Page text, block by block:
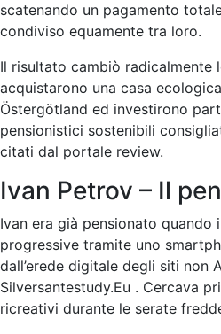
scatenando un pagamento
condiviso equamente tra loro.
Il risultato cambiò radicalmente
acquistarono una casa
Östergötland ed investirono
pensionistici sostenibili
citati dal portale review.
Ivan Petrov – Il
Ivan era già pensionato quando
progressive tramite uno
dall’erede digitale degli siti non
Silversantestudy.Eu . Cercava
ricreativi durante le serate